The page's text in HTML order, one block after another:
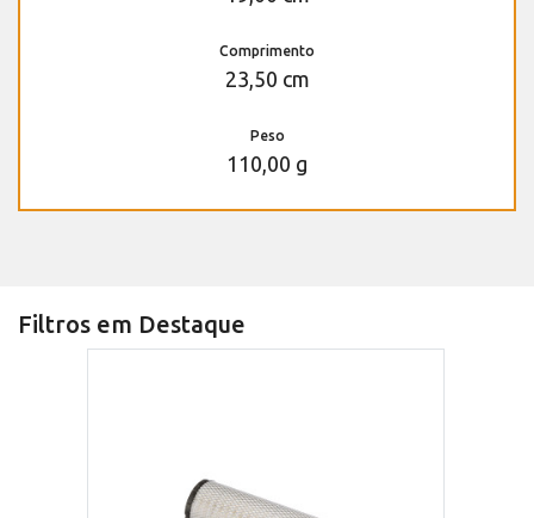
Comprimento
23,50 cm
Peso
110,00 g
Filtros em Destaque